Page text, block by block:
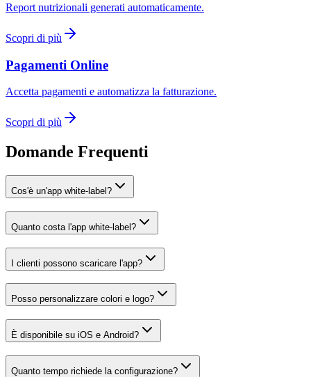
Report nutrizionali generati automaticamente.
Scopri di più
Pagamenti Online
Accetta pagamenti e automatizza la fatturazione.
Scopri di più
Domande Frequenti
Cos'è un'app white-label?
Quanto costa l'app white-label?
I clienti possono scaricare l'app?
Posso personalizzare colori e logo?
È disponibile su iOS e Android?
Quanto tempo richiede la configurazione?